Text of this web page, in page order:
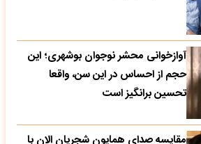
آوازخوانی محشر نوجوان بوشهری؛ این
حجم از احساس در این سن، واقعا
تحسین‌ برانگیز است
مقایسه صدای همایون شجریان الان با